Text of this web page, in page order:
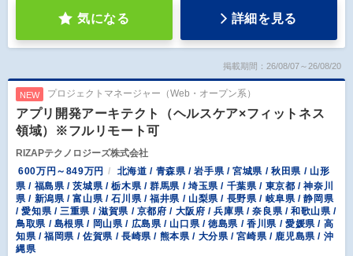
気になる 詳細を見る
掲載期間：26/08/07～26/08/20
NEW プロジェクトマネージャー（Web・オープン系）
アプリ開発アーキテクト（ヘルスケア×フィットネス
領域）※フルリモート可
RIZAPテクノロジーズ株式会社
600万円～849万円
北海道 / 青森県 / 岩手県 / 宮城県 / 秋田県 / 山形
県 / 福島県 / 茨城県 / 栃木県 / 群馬県 / 埼玉県 / 千葉県 / 東京都 / 神奈川
県 / 新潟県 / 富山県 / 石川県 / 福井県 / 山梨県 / 長野県 / 岐阜県 / 静岡県
/ 愛知県 / 三重県 / 滋賀県 / 京都府 / 大阪府 / 兵庫県 / 奈良県 / 和歌山県 /
鳥取県 / 島根県 / 岡山県 / 広島県 / 山口県 / 徳島県 / 香川県 / 愛媛県 / 高
知県 / 福岡県 / 佐賀県 / 長崎県 / 熊本県 / 大分県 / 宮崎県 / 鹿児島県 / 沖
縄県